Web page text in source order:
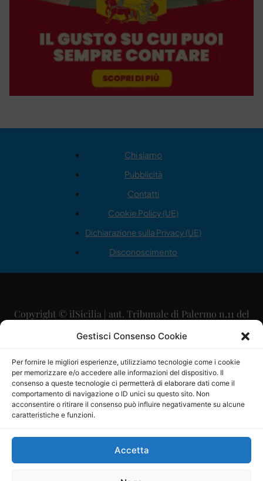
Gestisci Consenso Cookie
Per fornire le migliori esperienze, utilizziamo tecnologie come i cookie
per memorizzare e/o accedere alle informazioni del dispositivo. Il
consenso a queste tecnologie ci permetterà di elaborare dati come il
comportamento di navigazione o ID unici su questo sito. Non
acconsentire o ritirare il consenso può influire negativamente su alcune
caratteristiche e funzioni.
Accetta
Chi siamo
Pubblicità
Contatti
Cookie Policy (UE)
Dichiarazione sulla Privacy (UE)
Disconoscimento
Copyright © ilSicilia | aut. Tribunale di Palermo n.11 del
29/09/2015
Direttore Editoriale: Maurizio Scaglione
Direttore Responsabile: Maria Calabrese
P.IVA: 06334930820
Mercurio Comunicazione Società Cooperativa a r.l. è
iscritta al Registro degli Operatori di Comunicazione al